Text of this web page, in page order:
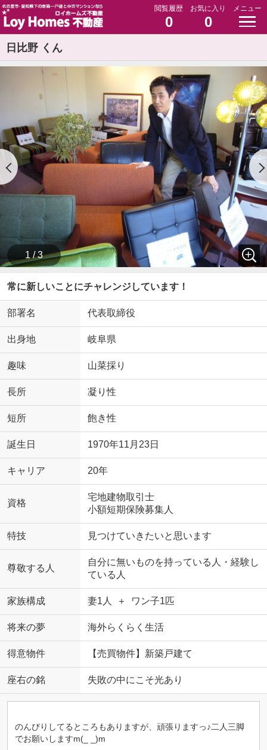
閲覧履歴
0
お気に入り
0
メニュー
日比野 くん
1 / 3
常に新しいことにチャレンジしています！
部署名 代表取締役
出身地 岐阜県
趣味 山菜採り
長所 凝り性
短所 飽き性
誕生日 1970年11月23日
キャリア 20年
資格
宅地建物取引士
小額短期保険募集人
特技 見つけていきたいと思います
尊敬する人
自分に無いものを持っている人・経験し
ている人
家族構成 妻1人 ＋ ワン子1匹
将来の夢 海外らくらく生活
得意物件 【売買物件】新築戸建て
座右の銘 失敗の中にこそ光あり
のんびりしてるところもありますが、頑張りますっ♪二人三脚
でお願いしますm(_ _)m